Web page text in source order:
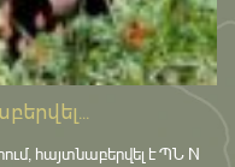
հայտնաբերվել է ՊՆ N